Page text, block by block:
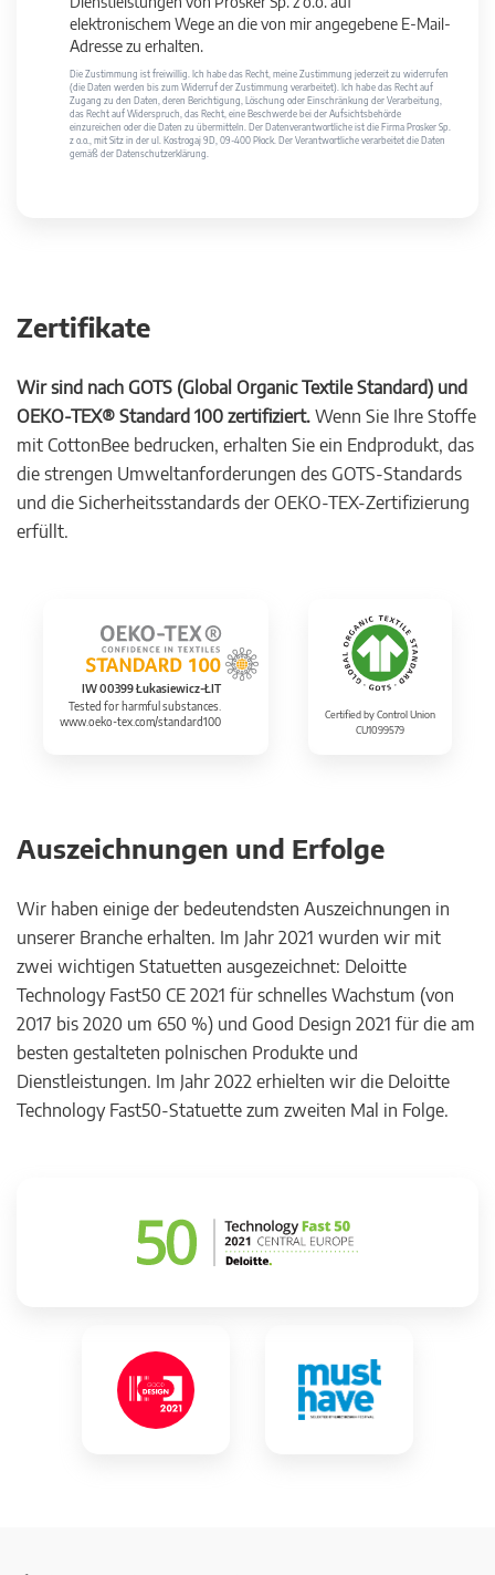
elektronischem Wege an die von mir angegebene E-Mail-
Adresse zu erhalten.
Die Zustimmung ist freiwillig. Ich habe das Recht, meine Zustimmung jederzeit zu widerrufen
(die Daten werden bis zum Widerruf der Zustimmung verarbeitet). Ich habe das Recht auf
Zugang zu den Daten, deren Berichtigung, Löschung oder Einschränkung der Verarbeitung,
das Recht auf Widerspruch, das Recht, eine Beschwerde bei der Aufsichtsbehörde
einzureichen oder die Daten zu übermitteln. Der Datenverantwortliche ist die Firma Prosker Sp.
z o.o., mit Sitz in der ul. Kostrogaj 9D, 09-400 Płock. Der Verantwortliche verarbeitet die Daten
gemäß der Datenschutzerklärung.
Zertifikate
Wir sind nach GOTS (Global Organic Textile Standard) und
OEKO-TEX® Standard 100 zertifiziert. Wenn Sie Ihre Stoffe
mit CottonBee bedrucken, erhalten Sie ein Endprodukt, das
die strengen Umweltanforderungen des GOTS-Standards
und die Sicherheitsstandards der OEKO-TEX-Zertifizierung
erfüllt.
IW 00399 Łukasiewicz-ŁIT
Tested for harmful substances.
www.oeko-tex.com/standard100
Certified by Control Union
CU1099579
Auszeichnungen und Erfolge
Wir haben einige der bedeutendsten Auszeichnungen in
unserer Branche erhalten. Im Jahr 2021 wurden wir mit
zwei wichtigen Statuetten ausgezeichnet: Deloitte
Technology Fast50 CE 2021 für schnelles Wachstum (von
2017 bis 2020 um 650 %) und Good Design 2021 für die am
besten gestalteten polnischen Produkte und
Dienstleistungen. Im Jahr 2022 erhielten wir die Deloitte
Technology Fast50-Statuette zum zweiten Mal in Folge.